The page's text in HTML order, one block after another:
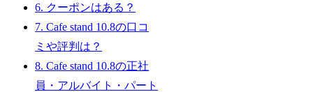
6. クーポンはある？
7. Cafe stand 10.8の口コ
ミや評判は？
8. Cafe stand 10.8の正社
員・アルバイト・パート